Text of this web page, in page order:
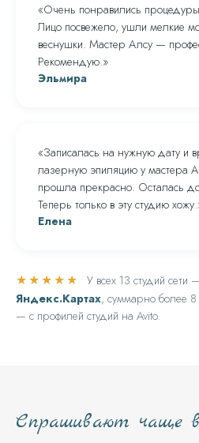
Очень понравились
Лицо посвежело, ушли мелкие
веснушки. Мастер Алсу —
Рекомендую.
Эльмира
Записалась на нужную дату и
лазерную эпиляцию у мастера
прошла прекрасно. Осталась
Теперь только в эту студию хожу.
Елена
★★★★★ У всех 13 студий сети
Яндекс.Картах, суммарно более
— с профилей студий на Avito.
Спрашивают чаще